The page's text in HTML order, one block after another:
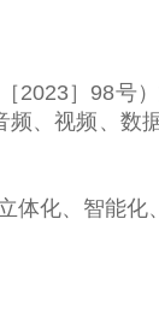
2023］98号
、视频、数
化、智能化